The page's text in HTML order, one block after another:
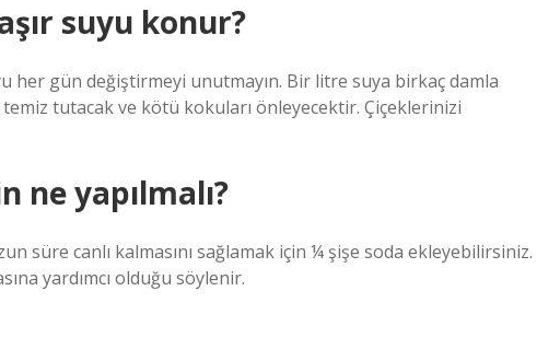
suyu konur?
her gün değiştirmeyi unutmayın. Bir litre suya birkaç damla
tutacak ve kötü kokuları önleyecektir. Çiçeklerinizi
ne yapılmalı?
süre canlı kalmasını sağlamak için ¼ şişe soda ekleyebilirsiniz.
yardımcı olduğu söylenir.